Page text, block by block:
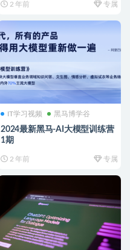
2 年前 专属
IT学习视频 黑马博学谷
2024最新黑马-AI大模型训练营
1期
2 年前 专属